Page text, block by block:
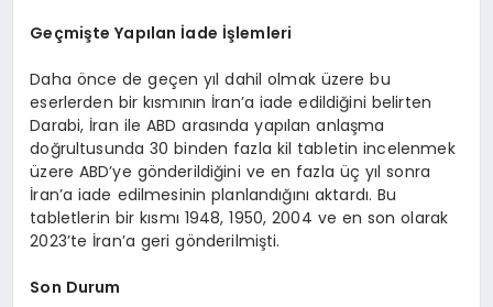
Geçmişte Yapılan İade İşlemleri
Daha önce de geçen yıl dahil olmak üzere bu
eserlerden bir kısmının İran’a iade edildiğini belirten
Darabi, İran ile ABD arasında yapılan anlaşma
doğrultusunda 30 binden fazla kil tabletin incelenmek
üzere ABD’ye gönderildiğini ve en fazla üç yıl sonra
İran’a iade edilmesinin planlandığını aktardı. Bu
tabletlerin bir kısmı 1948, 1950, 2004 ve en son olarak
2023’te İran’a geri gönderilmişti.
Son Durum